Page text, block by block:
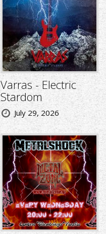
Varras - Electric
Stardom
July 29, 2026